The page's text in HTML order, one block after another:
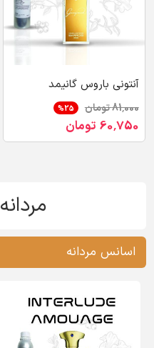
آنتونی باروس گانیمد
81٬000 تومان 25%
60٬750 تومان
مردانه